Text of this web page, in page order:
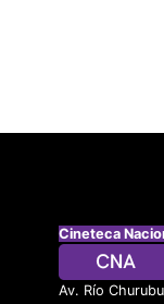
Cineteca
Av. Río